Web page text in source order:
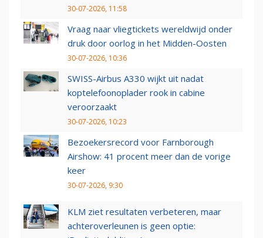
30-07-2026, 11:58
Vraag naar vliegtickets wereldwijd onder
druk door oorlog in het Midden-Oosten
30-07-2026, 10:36
SWISS-Airbus A330 wijkt uit nadat
koptelefoonoplader rook in cabine
veroorzaakt
30-07-2026, 10:23
Bezoekersrecord voor Farnborough
Airshow: 41 procent meer dan de vorige
keer
30-07-2026, 9:30
KLM ziet resultaten verbeteren, maar
achteroverleunen is geen optie: